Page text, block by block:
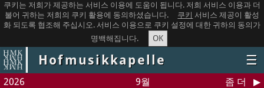
쿠키는 저희가 제공하는 서비스 이용에 도움이 됩니다. 저희 서비스 이용과 더
불어 귀하는 저희의 쿠키 활용에 동의하셨습니다.
쿠키 서비스 제공이 활성
화 되도록 협조해 주십시오. 서비스 이용으로 쿠키 설정에 대한 귀하의 동의가
명백해집니다.
OK
Hofmusikkapelle ☰
2026 9월 좀 더